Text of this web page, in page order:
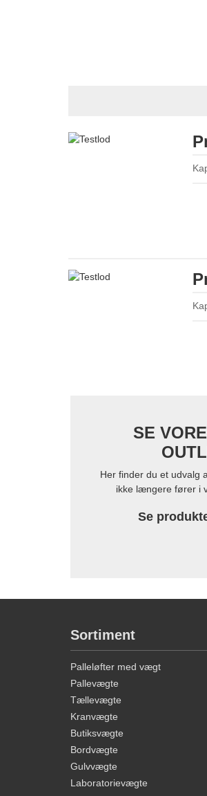
SE
Her finder du et udvalg
ikke længere fører i
Se
Sortiment
Palleløfter med vægt
Pallevægte
Tællevægte
Kranvægte
Butiksvægte
Bordvægte
Gulvvægte
Laboratorievægte